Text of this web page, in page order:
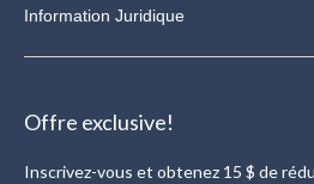
Information Juridique
Offre exclusive!
Inscrivez-vous et obtenez 15 $ de